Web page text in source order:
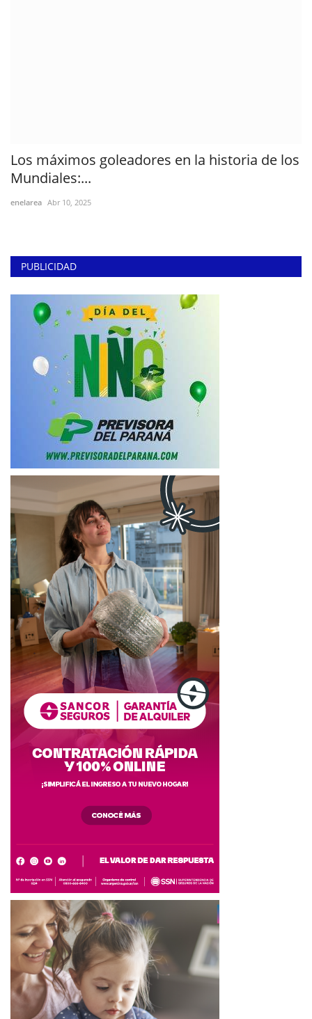
Los máximos goleadores en la historia de los
Mundiales:...
enelarea Abr 10, 2025
PUBLICIDAD